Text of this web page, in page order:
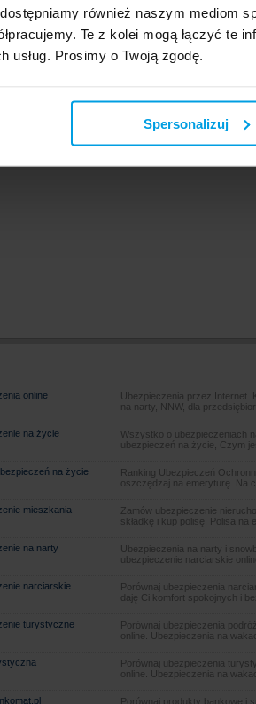
również naszym mediom
Te z kolei mogą łączyć te
usług. Prosimy o Twoją zgodę.
Spersonalizuj
online
Ubezpieczenia przez Internet.
na narty, NNW, dla
na życie
Wszystko o ubezpieczeniach
ubezpieczeń na życie, Czym
na życie
Ranking Ubezpieczeń
oszczędzaj na emeryturę. Na
mieszkania
Zamów ubezpieczenie
składkę i kup polisę. Polisa na
na narty
Ubezpieczenia na narty i
ubezpieczenie narciarskie
narciarskie
Porównaj ubezpieczenia
daję Ci komfort spokojnych i
turystyczne
Porównaj ubezpieczenia
online. Ubezpieczenia na
Porównaj ubezpieczenia
online. Ubezpieczenia na
Porównaj produkty bankowe i